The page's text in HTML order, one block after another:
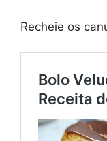
Recheie os